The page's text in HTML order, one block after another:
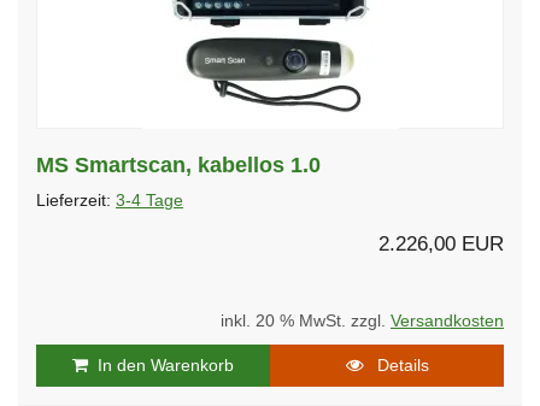
MS Smartscan, kabellos 1.0
Lieferzeit: 3-4 Tage
2.226,00 EUR
inkl. 20 % MwSt. zzgl. Versandkosten
In den Warenkorb Details